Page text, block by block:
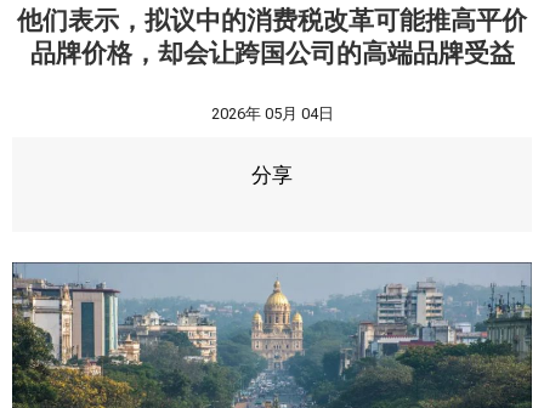
他们表示，拟议中的消费税改革可能推高平价
品牌价格，却会让跨国公司的高端品牌受益
2026年 05月 04日
分享